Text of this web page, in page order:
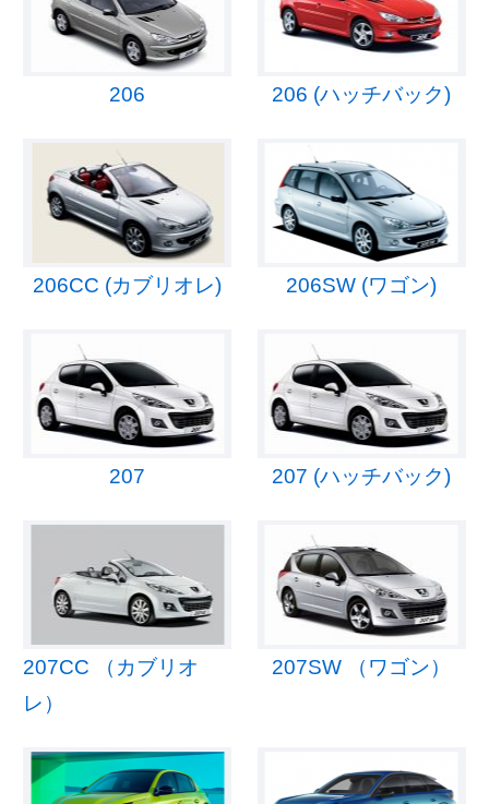
206 206 (ハッチバック)
206CC (カブリオレ) 206SW (ワゴン)
207 207 (ハッチバック)
207CC （カブリオ
レ）
207SW （ワゴン）